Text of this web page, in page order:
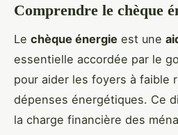
Comprendre le chèque
Le chèque énergie est une
essentielle accordée par le
pour aider les foyers à faible
dépenses énergétiques. Ce
la charge financière des